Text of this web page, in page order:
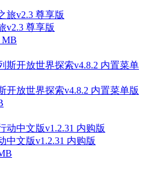
v2.3 尊享版
MB
开放世界探索v4.8.2 内置菜单版
中文版v1.2.31 内购版